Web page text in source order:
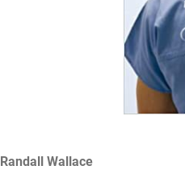
Randall Wallace